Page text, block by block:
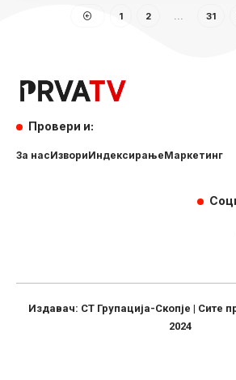
1 2 31
Провери и:
За насИзвориИндексирањеМаркетинг
Издавач: СТ Групација-Скопје | Сите
2024